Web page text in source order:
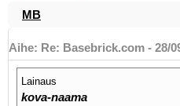
MB
Aihe: Re: Basebrick.com - 28/
Lainaus
kova-naama